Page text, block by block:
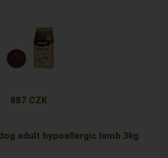
887 CZK
adult hypoallergic lamb 3kg